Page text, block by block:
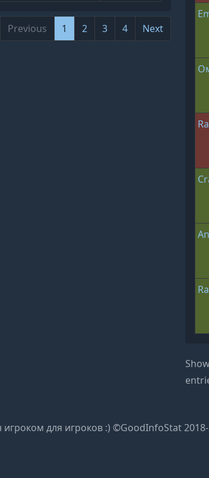
Previous 1 2 3 4 Next
игроком для игроков :) ©GoodInfoStat